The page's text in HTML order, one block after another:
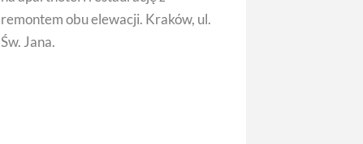
remontem obu elewacji. Kraków, ul.
Św. Jana.